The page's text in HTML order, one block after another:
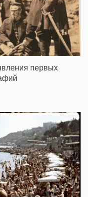
первых